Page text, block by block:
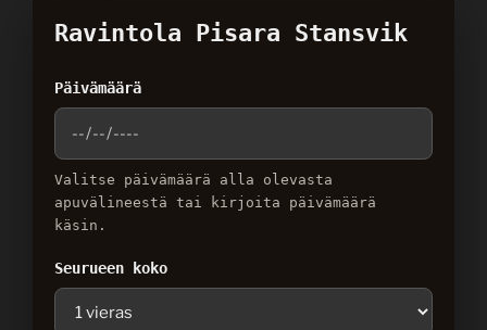
Ravintola Pisara Stansvik
Päivämäärä
Valitse päivämäärä alla olevasta
apuvälineestä tai kirjoita päivämäärä
käsin.
Seurueen koko